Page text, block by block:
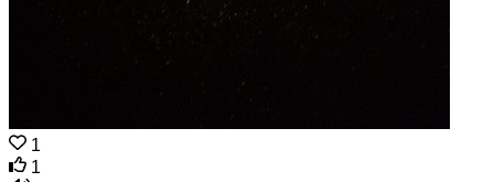
1
1